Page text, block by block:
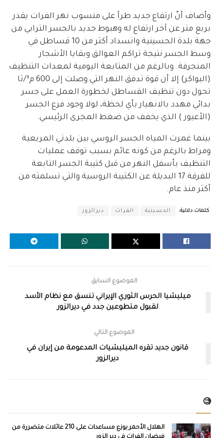
وأضاف أنّ ارتفاع جديد طرأ على منسوب نهر الفرات يقدر
بربع متر عن آخر ارتفاع له وهبوط جديد بالجسر الترابي من
جهة بلدة الحسينية وانسداد أكثر من 10 قساطل في
وسط الجسر نتيجة تراكم العوالق وبقايا الأشجار
المنجرفة. وبالرغم من المتابعة اليومية لمعدات التنظيف
(البواكر) إلا أن قوة تدفق النهر التي وصلت إلى 600 م³/ثا
تحول دون تنظيف القساطل لخطورة العمل على جسر
بدائي مهدد بالانهيار بأي لحظة، لولا وجود فرع الجسر
(الأعيور ) الذي يخفف من ضغط المجرى الرئيسي.
بينما غمرت المياه الجسر الروسي بين بلدتي المريعية
ومراط بالرغم من كونه عائم بسبب توقف عمليات
التنظيف بأسفل النهر من قبل كتيبة الجسر التابعة
للفرقة 17 البديلة عن الكتيبة الروسية والتي تسلمته من
أكثر منذ عام.
كلمات دلالية: الحسينية الفرات ديرالزور
الموضوع السابق
ميليشيا الحرس الثوري الإيراني تنسق مع نظام الأسد
لقبول متطوعين جدد في ديرالزور
الموضوع التالي
قانون جديد تقره الميليشيات المدعومة من إيران في
ديرالزور
🧐
الهلال الأحمر يوزع مساعدات على 210 عائلات متضررة من